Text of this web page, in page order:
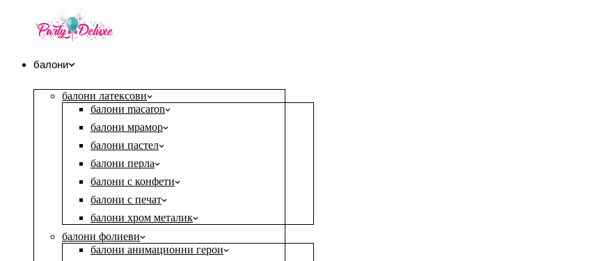
балони
балони латексови
балони macaron
балони мрамор
балони пастел
балони перла
балони с конфети
балони с печат
балони хром металик
балони фолиеви
балони анимационни герои